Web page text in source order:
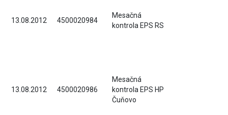
13.08.2012 4500020984
Mesačná
kontrola EPS RS
13.08.2012 4500020986
Mesačná
kontrola EPS HP
Čuňovo